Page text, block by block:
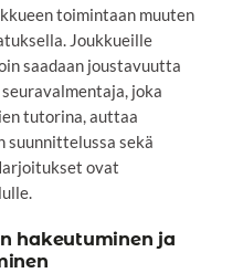
toimintaan muuten
Joukkueille
saadaan joustavuutta
joka
tutorina, auttaa
suunnittelussa sekä
ovat
hakeutuminen ja